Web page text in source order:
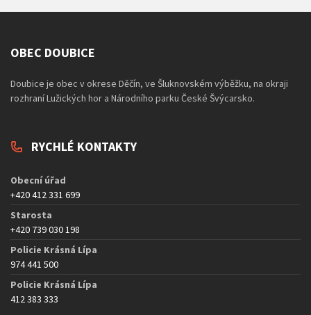
OBEC DOUBICE
Doubice je obec v okrese Děčín, ve Šluknovském výběžku, na okraji
rozhraní Lužických hor a Národního parku České Švýcarsko.
RYCHLÉ KONTAKTY
Obecní úřad
+420 412 331 699
Starosta
+420 739 030 198
Policie Krásná Lípa
974 441 500
Policie Krásná Lípa
412 383 333